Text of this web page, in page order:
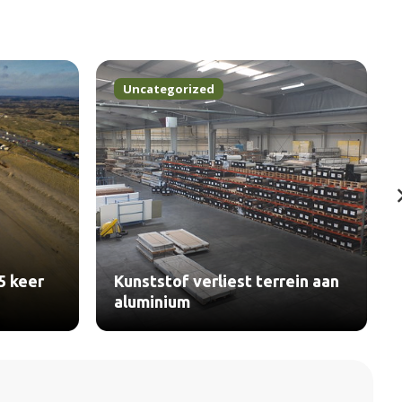
keer
Uncategorized
Kunststof verliest terrein aan
aluminium